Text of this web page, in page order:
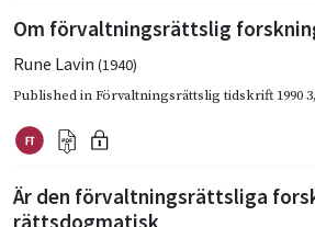
Om förvaltningsrättslig
Rune Lavin (1940)
Published inFörvaltningsrättslig tidskrift 1990 3,
Är den förvaltningsrättsliga